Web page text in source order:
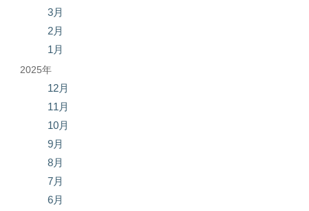
3月
2月
1月
2025年
12月
11月
10月
9月
8月
7月
6月